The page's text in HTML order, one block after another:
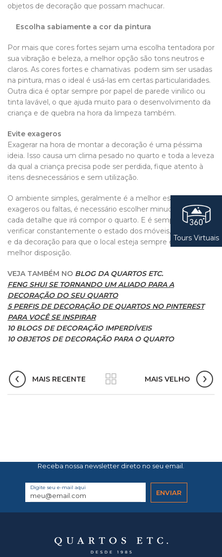
objetos de decoração que possam machucar.
Escolha sabiamente a cor da pintura
Por mais que cores fortes sejam uma escolha tentadora por
sua vibração e beleza, a melhor opção são tons neutros e
claros. As cores fortes e chamativas podem sim ser usadas
na pintura, mas o ideal é usá-las em certas particularidades.
Outra dica é optar sempre por papel de parede vinílico ou
tinta lavável, o que ajuda muito para o desenvolvimento da
criança e de quebra na hora da limpeza também.
Evite exageros
Exagerar na hora de montar a decoração é uma péssima
ideia. Isso causa um clima pesado no quarto e toda a leveza
da qual a criança precisa pode ser perdida, fique atento à
itens desnecessários e sem utilização.
O ambiente simples, geralmente é a melhor escolha. Sem
exageros ou faltas, é necessário escolher minuciosamente
cada detalhe que irá compor o quarto. E é sempre bom
verificar constantemente o estado dos móveis, da pintura,
e da decoração para que o local esteja sempre em sua
melhor disposição.
VEJA TAMBÉM NO BLOG DA QUARTOS ETC.
FENG SHUI SE TORNANDO UM ALIADO PARA A
DECORAÇÃO DO SEU QUARTO
5 PERFIS DE DECORAÇÃO DE QUARTOS NO PINTEREST
PARA VOCÊ SE INSPIRAR
10 BLOGS DE DECORAÇÃO IMPERDÍVEIS
10 OBJETOS DE DECORAÇÃO PARA O QUARTO
MAIS RECENTE MAIS VELHO
Receba nossa newsletter direto no seu email.
Digite seu e-mail aqui
Tours Virtuais